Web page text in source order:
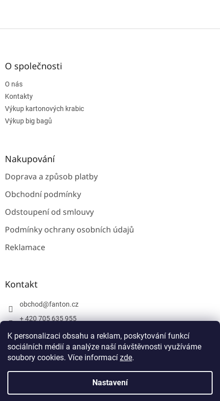
K personalizaci obsahu a reklam, poskytování funkcí
sociálních médií a analýze naší návštěvnosti využíváme
soubory cookies. Více informací zde.
Nastavení
Z
O společnosti
O nás
Kontakty
Výkup kartonových krabic
Výkup big bagů
Nakupování
Doprava a způsob platby
Obchodní podmínky
Odstoupení od smlouvy
Podmínky ochrany osobních údajů
Reklamace
Kontakt
obchod@fanton.cz
+ 420 705 635 955
+ 420 705 635 951